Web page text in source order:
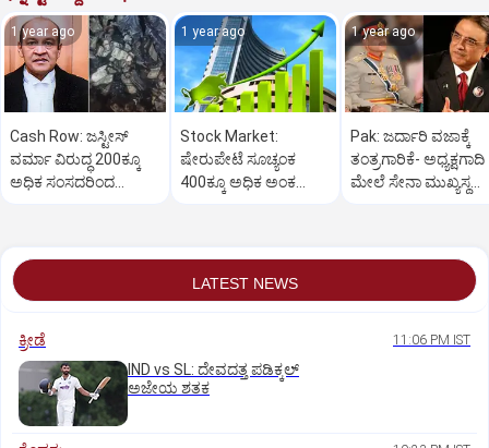
1 year ago
Cash Row: ಜಸ್ಟೀಸ್‌
ವರ್ಮಾ ವಿರುದ್ಧ 200ಕ್ಕೂ
ಅಧಿಕ ಸಂಸದರಿಂದ
1 year ago
Stock Market:
ಷೇರುಪೇಟೆ ಸೂಚ್ಯಂಕ
400ಕ್ಕೂ ಅಧಿಕ ಅಂಕ
1 year ago
Pak: ಜರ್ದಾರಿ ವಜಾಕ್ಕೆ
ತಂತ್ರಗಾರಿಕೆ- ಅಧ್ಯಕ್ಷಗಾದಿ
ಮೇಲೆ ಸೇನಾ ಮುಖ್ಯಸ್ಥ
LATEST NEWS
ಕ್ರೀಡೆ 11:06 PM IST
IND vs SL: ದೇವದತ್ತ ಪಡಿಕ್ಕಲ್‌
ಅಜೇಯ ಶತಕ